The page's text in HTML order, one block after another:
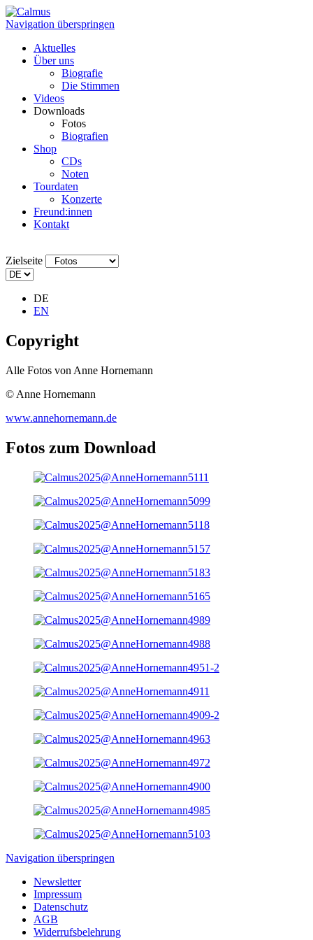
Navigation überspringen
Aktuelles
Über uns
Biografie
Die Stimmen
Videos
Downloads
Fotos
Biografien
Shop
CDs
Noten
Tourdaten
Konzerte
Freund:innen
Kontakt
Zielseite
DE
EN
Copyright
Alle Fotos von Anne Hornemann
© Anne Hornemann
www.annehornemann.de
Fotos zum Download
Navigation überspringen
Newsletter
Impressum
Datenschutz
AGB
Widerrufsbelehrung